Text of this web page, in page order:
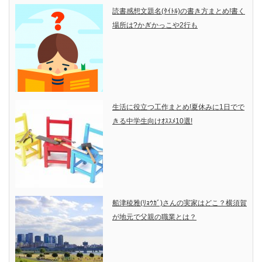
読書感想文題名(ﾀｲﾄﾙ)の書き方まとめ!書く
場所は?かぎかっこや2行も
生活に役立つ工作まとめ!夏休みに1日でで
きる中学生向けｵｽｽﾒ10選!
船津稜雅(ﾘｮｳｶﾞ)さんの実家はどこ？横須賀
が地元で父親の職業とは？